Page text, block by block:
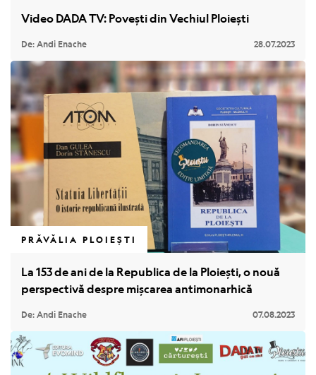
Video DADA TV: Povești din Vechiul Ploiești
De: Andi Enache 28.07.2023
PRĂVĂLIA PLOIEȘTI
La 153 de ani de la Republica de la Ploiești, o nouă
perspectivă despre mișcarea antimonarhică
De: Andi Enache 07.08.2023